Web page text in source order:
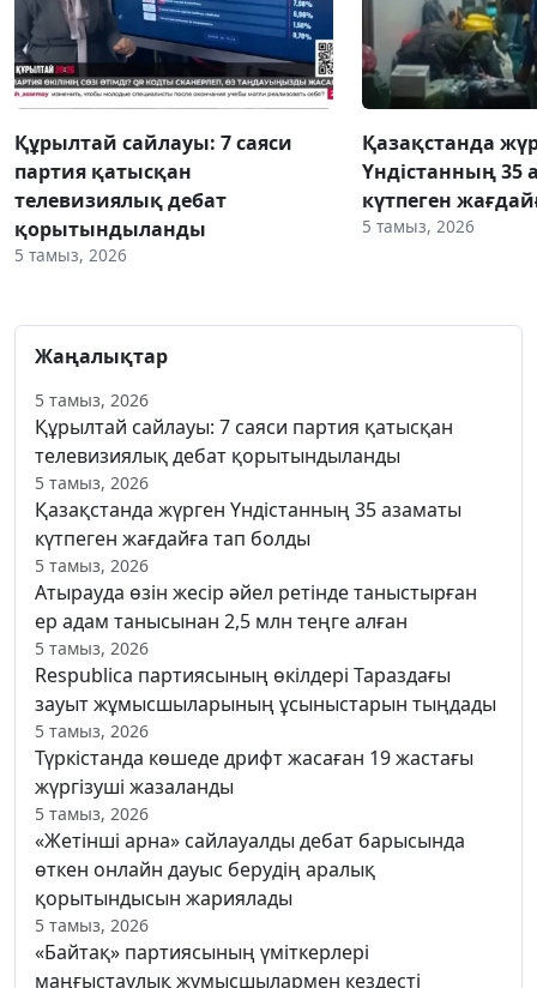
Құрылтай сайлауы: 7 саяси
партия қатысқан
телевизиялық дебат
қорытындыланды
5 тамыз, 2026
Қазақстанда
Үндістанның 35
күтпеген
5 тамыз, 2026
Жаңалықтар
5 тамыз, 2026
Құрылтай сайлауы: 7 саяси партия қатысқан
телевизиялық дебат қорытындыланды
5 тамыз, 2026
Қазақстанда жүрген Үндістанның 35 азаматы
күтпеген жағдайға тап болды
5 тамыз, 2026
Атырауда өзін жесір әйел ретінде таныстырған
ер адам танысынан 2,5 млн теңге алған
5 тамыз, 2026
Respublica партиясының өкілдері Тараздағы
зауыт жұмысшыларының ұсыныстарын тыңдады
5 тамыз, 2026
Түркістанда көшеде дрифт жасаған 19 жастағы
жүргізуші жазаланды
5 тамыз, 2026
«Жетінші арна» сайлауалды дебат барысында
өткен онлайн дауыс берудің аралық
қорытындысын жариялады
5 тамыз, 2026
«Байтақ» партиясының үміткерлері
маңғыстаулық жұмысшылармен кездесті